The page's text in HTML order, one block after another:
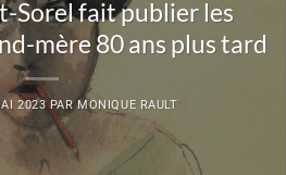
Sorel fait publier les
mère 80 ans plus tard
2023 PARMONIQUE RAULT